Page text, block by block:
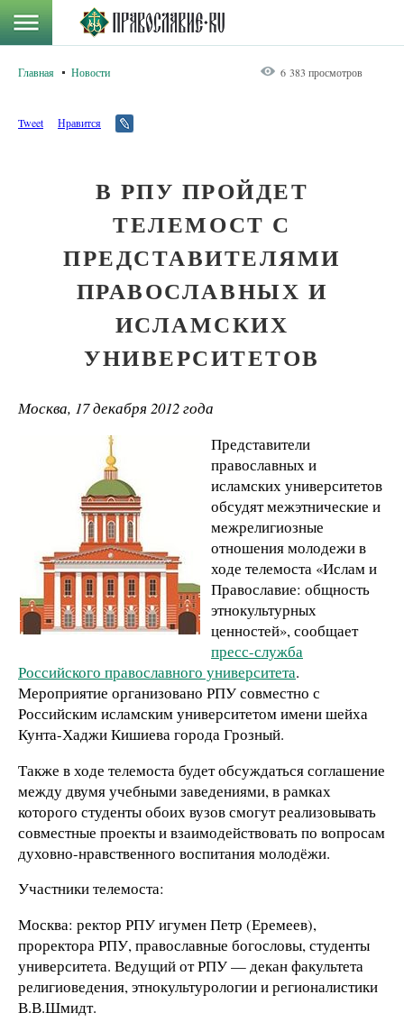
Главная Новости 6 383 просмотров
Tweet Нравится
В РПУ ПРОЙДЕТ
ТЕЛЕМОСТ С
ПРЕДСТАВИТЕЛЯМИ
ПРАВОСЛАВНЫХ И
ИСЛАМСКИХ
УНИВЕРСИТЕТОВ
Москва, 17 декабря 2012 года
Представители
православных и
исламских университетов
обсудят межэтнические и
межрелигиозные
отношения молодежи в
ходе телемоста «Ислам и
Православие: общность
этнокультурных
ценностей», сообщает
пресс-служба
Российского православного университета.
Мероприятие организовано РПУ совместно с
Российским исламским университетом имени шейха
Кунта-Хаджи Кишиева города Грозный.
Также в ходе телемоста будет обсуждаться соглашение
между двумя учебными заведениями, в рамках
которого студенты обоих вузов смогут реализовывать
совместные проекты и взаимодействовать по вопросам
духовно-нравственного воспитания молодёжи.
Участники телемоста:
Москва: ректор РПУ игумен Петр (Еремеев),
проректора РПУ, православные богословы, студенты
университета. Ведущий от РПУ — декан факультета
религиоведения, этнокультурологии и регионалистики
В.В.Шмидт.